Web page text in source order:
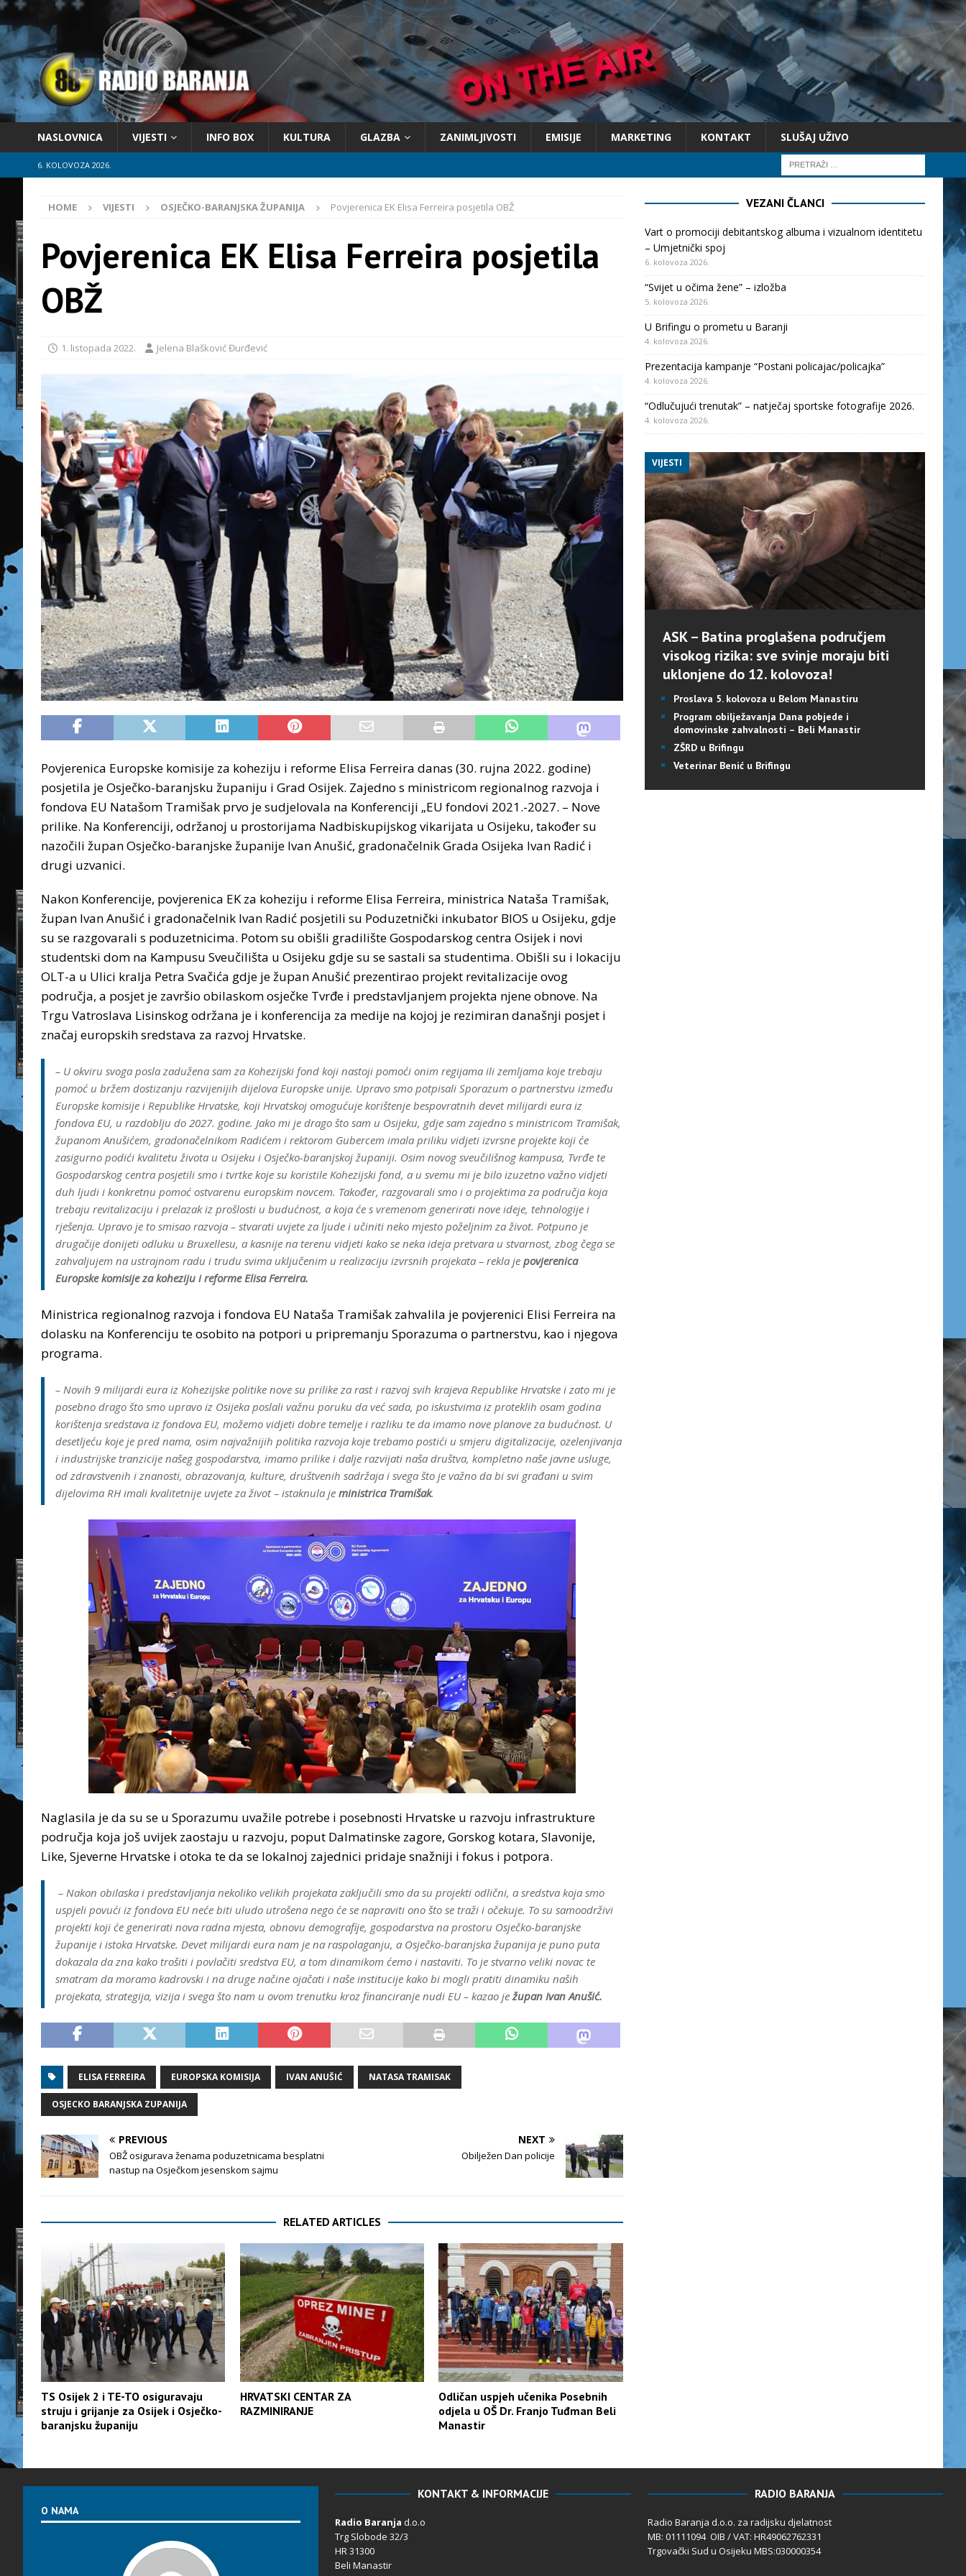
NASLOVNICA VIJESTI INFO BOX KULTURA GLAZBA ZANIMLJIVOSTI EMISIJE MARKETING KONTAKT SLUŠAJ UŽIVO
6. KOLOVOZA 2026.
HOME VIJESTI OSJEČKO-BARANJSKA ŽUPANIJA Povjerenica EK Elisa Ferreira posjetila OBŽ
Povjerenica EK Elisa Ferreira posjetila
OBŽ
1. listopada 2022. Jelena Blašković Đurđević
Povjerenica Europske komisije za koheziju i reforme Elisa Ferreira danas (30. rujna 2022. godine)
posjetila je Osječko-baranjsku županiju i Grad Osijek. Zajedno s ministricom regionalnog razvoja i
fondova EU Natašom Tramišak prvo je sudjelovala na Konferenciji „EU fondovi 2021.-2027. – Nove
prilike. Na Konferenciji, održanoj u prostorijama Nadbiskupijskog vikarijata u Osijeku, također su
nazočili župan Osječko-baranjske županije Ivan Anušić, gradonačelnik Grada Osijeka Ivan Radić i
drugi uzvanici.
Nakon Konferencije, povjerenica EK za koheziju i reforme Elisa Ferreira, ministrica Nataša Tramišak,
župan Ivan Anušić i gradonačelnik Ivan Radić posjetili su Poduzetnički inkubator BIOS u Osijeku, gdje
su se razgovarali s poduzetnicima. Potom su obišli gradilište Gospodarskog centra Osijek i novi
studentski dom na Kampusu Sveučilišta u Osijeku gdje su se sastali sa studentima. Obišli su i lokaciju
OLT-a u Ulici kralja Petra Svačića gdje je župan Anušić prezentirao projekt revitalizacije ovog
područja, a posjet je završio obilaskom osječke Tvrđe i predstavljanjem projekta njene obnove. Na
Trgu Vatroslava Lisinskog održana je i konferencija za medije na kojoj je rezimiran današnji posjet i
značaj europskih sredstava za razvoj Hrvatske.
– U okviru svoga posla zadužena sam za Kohezijski fond koji nastoji pomoći onim regijama ili zemljama koje trebaju
pomoć u bržem dostizanju razvijenijih dijelova Europske unije. Upravo smo potpisali Sporazum o partnerstvu između
Europske komisije i Republike Hrvatske, koji Hrvatskoj omogućuje korištenje bespovratnih devet milijardi eura iz
fondova EU, u razdoblju do 2027. godine. Jako mi je drago što sam u Osijeku, gdje sam zajedno s ministricom Tramišak,
županom Anušićem, gradonačelnikom Radićem i rektorom Gubercem imala priliku vidjeti izvrsne projekte koji će
zasigurno podići kvalitetu života u Osijeku i Osječko-baranjskoj županiji. Osim novog sveučilišnog kampusa, Tvrđe te
Gospodarskog centra posjetili smo i tvrtke koje su koristile Kohezijski fond, a u svemu mi je bilo izuzetno važno vidjeti
duh ljudi i konkretnu pomoć ostvarenu europskim novcem. Također, razgovarali smo i o projektima za područja koja
trebaju revitalizaciju i prelazak iz prošlosti u budućnost, a koja će s vremenom generirati nove ideje, tehnologije i
rješenja. Upravo je to smisao razvoja – stvarati uvjete za ljude i učiniti neko mjesto poželjnim za život. Potpuno je
drugačije donijeti odluku u Bruxellesu, a kasnije na terenu vidjeti kako se neka ideja pretvara u stvarnost, zbog čega se
zahvaljujem na ustrajnom radu i trudu svima uključenim u realizaciju izvrsnih projekata – rekla je povjerenica
Europske komisije za koheziju i reforme Elisa Ferreira.
Ministrica regionalnog razvoja i fondova EU Nataša Tramišak zahvalila je povjerenici Elisi Ferreira na
dolasku na Konferenciju te osobito na potpori u pripremanju Sporazuma o partnerstvu, kao i njegova
programa.
– Novih 9 milijardi eura iz Kohezijske politike nove su prilike za rast i razvoj svih krajeva Republike Hrvatske i zato mi je
posebno drago što smo upravo iz Osijeka poslali važnu poruku da već sada, po iskustvima iz proteklih osam godina
korištenja sredstava iz fondova EU, možemo vidjeti dobre temelje i razliku te da imamo nove planove za budućnost. U
desetljeću koje je pred nama, osim najvažnijih politika razvoja koje trebamo postići u smjeru digitalizacije, ozelenjivanja
i industrijske tranzicije našeg gospodarstva, imamo prilike i dalje razvijati naša društva, kompletno naše javne usluge,
od zdravstvenih i znanosti, obrazovanja, kulture, društvenih sadržaja i svega što je važno da bi svi građani u svim
dijelovima RH imali kvalitetnije uvjete za život – istaknula je ministrica Tramišak.
Naglasila je da su se u Sporazumu uvažile potrebe i posebnosti Hrvatske u razvoju infrastrukture
područja koja još uvijek zaostaju u razvoju, poput Dalmatinske zagore, Gorskog kotara, Slavonije,
Like, Sjeverne Hrvatske i otoka te da se lokalnoj zajednici pridaje snažniji i fokus i potpora.
– Nakon obilaska i predstavljanja nekoliko velikih projekata zaključili smo da su projekti odlični, a sredstva koja smo
uspjeli povući iz fondova EU neće biti uludo utrošena nego će se napraviti ono što se traži i očekuje. To su samoodrživi
projekti koji će generirati nova radna mjesta, obnovu demografije, gospodarstva na prostoru Osječko-baranjske
županije i istoka Hrvatske. Devet milijardi eura nam je na raspolaganju, a Osječko-baranjska županija je puno puta
dokazala da zna kako trošiti i povlačiti sredstva EU, a tom dinamikom ćemo i nastaviti. To je stvarno veliki novac te
smatram da moramo kadrovski i na druge načine ojačati i naše institucije kako bi mogli pratiti dinamiku naših
projekata, strategija, vizija i svega što nam u ovom trenutku kroz financiranje nudi EU – kazao ježupan Ivan Anušić.
ELISA FERREIRA EUROPSKA KOMISIJA IVAN ANUŠIĆ NATASA TRAMISAK
OSJECKO BARANJSKA ZUPANIJA
PREVIOUS
OBŽ osigurava ženama poduzetnicama besplatni
nastup na Osječkom jesenskom sajmu
NEXT
Obilježen Dan policije
RELATED ARTICLES
TS Osijek 2 i TE-TO osiguravaju
struju i grijanje za Osijek i Osječko-
baranjsku županiju
HRVATSKI CENTAR ZA
RAZMINIRANJE
Odličan uspjeh učenika Posebnih
odjela u OŠ Dr. Franjo Tuđman Beli
Manastir
VEZANI ČLANCI
Vart o promociji debitantskog albuma i vizualnom identitetu
– Umjetnički spoj
6. kolovoza 2026.
“Svijet u očima žene” – izložba
5. kolovoza 2026.
U Brifingu o prometu u Baranji
4. kolovoza 2026.
Prezentacija kampanje “Postani policajac/policajka”
4. kolovoza 2026.
“Odlučujući trenutak” – natječaj sportske fotografije 2026.
4. kolovoza 2026.
VIJESTI
ASK – Batina proglašena područjem
visokog rizika: sve svinje moraju biti
uklonjene do 12. kolovoza!
Proslava 5. kolovoza u Belom Manastiru
Program obilježavanja Dana pobjede i
domovinske zahvalnosti – Beli Manastir
ZŠRD u Brifingu
Veterinar Benić u Brifingu
O NAMA
KONTAKT & INFORMACIJE
Radio Baranja d.o.o
Trg Slobode 32/3
HR 31300
Beli Manastir
RADIO BARANJA
Radio Baranja d.o.o. za radijsku djelatnost
MB: 01111094 OIB / VAT: HR49062762331
Trgovački Sud u Osijeku MBS:030000354